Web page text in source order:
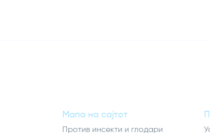
Мапа на сајтот
Против инсекти и глодари